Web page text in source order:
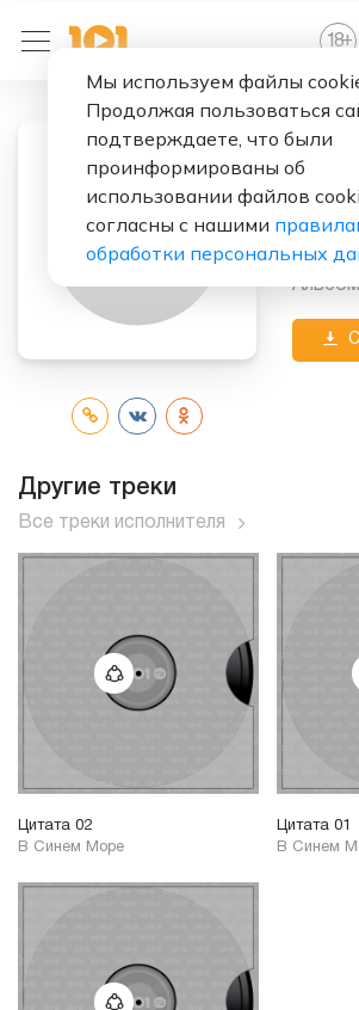
18+
Другие треки
Все треки исполнителя
Цитата 02
В Синем Море
Цитата 01
В Синем
Мы используем файлы
Продолжая пользоваться
подтверждаете, что были
проинформированы об
использовании файлов
согласны с нашими
обработки персональных